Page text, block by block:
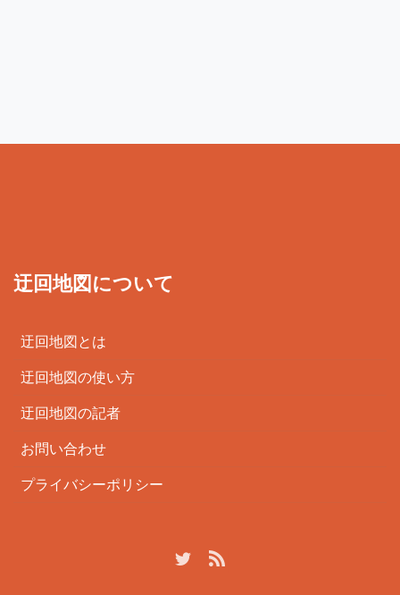
迂回地図について
迂回地図とは
迂回地図の使い方
迂回地図の記者
お問い合わせ
プライバシーポリシー